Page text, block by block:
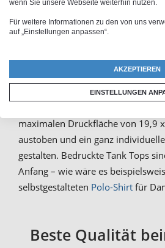
Tank Tops zu bedrucken, ist nicht
aus den Vorlagen oder lade ein
Top selber machen hoch. Auch
Text sind kein Problem, wenn du
maximalen Druckfläche von 19,9
austoben und ein ganz
gestalten. Bedruckte Tank Tops
Anfang – wie wäre es
selbstgestalteten Polo-Shirt für
Beste Qualität
wenn Sie unsere Webseite weiterhin nutzen.
Für weitere Informationen zu den von uns
auf „Einstellungen anpassen“.
AKZEPTIEREN
EINSTELLUNGEN